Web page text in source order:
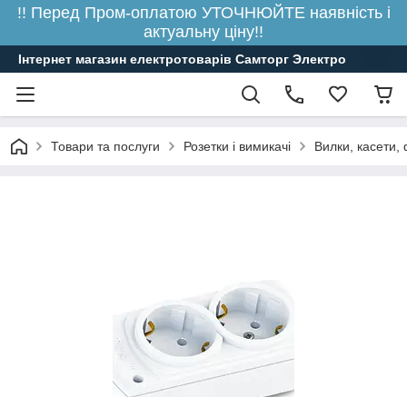
!! Перед Пром-оплатою УТОЧНЮЙТЕ наявність і
актуальну ціну!!
Інтернет магазин електротоварів Самторг Электро
Товари та послуги Розетки і вимикачі Вилки, касети,